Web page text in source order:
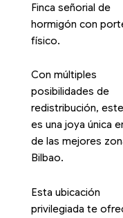
Finca señorial de
hormigón con
físico.
Con múltiples
posibilidades de
redistribución,
es una joya única
de las mejores
Bilbao.
Esta ubicación
privilegiada te